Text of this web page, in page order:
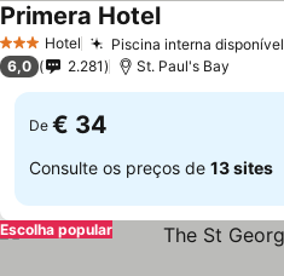
3 EstrelasHotel Piscina interna disponível
Primera HotelVer preços
6,0 2.281 St. Paul's Bay
De € 34
Consulte os preços de 13 sites
Escolha popular